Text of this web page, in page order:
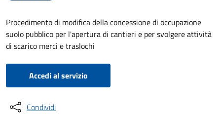
Procedimento di modifica della concessione di occupazione
suolo pubblico per l'apertura di cantieri e per svolgere attività
di scarico merci e traslochi
Accedi al servizio
Condividi